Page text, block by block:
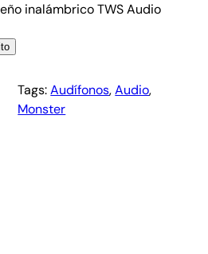
inalámbrico TWS Audio
Tags:Audífonos, Audio
Monster